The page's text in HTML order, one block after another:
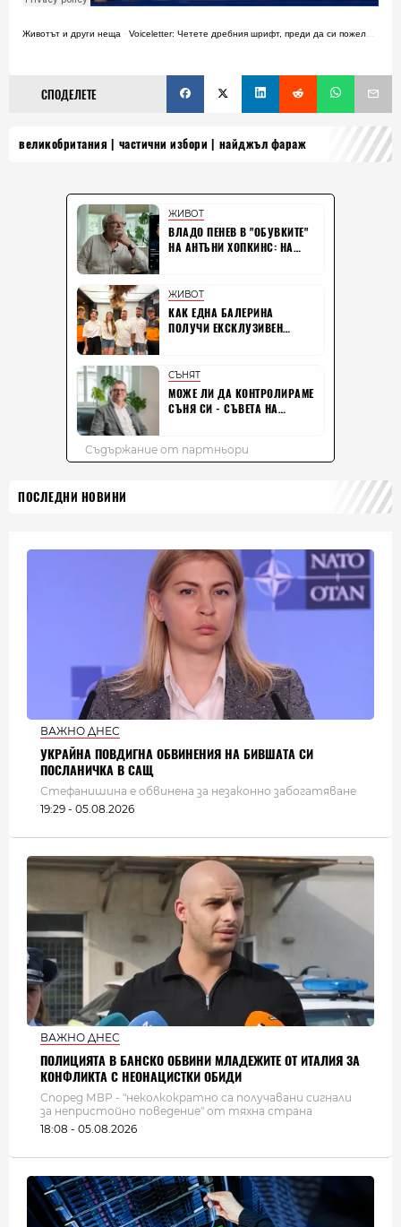
Животът и други неща · Voiceletter: Четете дребния шрифт, преди да си пожелаете нещо
СПОДЕЛЕТЕ
великобритания частични избори найджъл фараж
ПОСЛЕДНИ НОВИНИ
ВАЖНО ДНЕС
УКРАЙНА ПОВДИГНА ОБВИНЕНИЯ НА БИВШАТА СИ
ПОСЛАНИЧКА В САЩ
Стефанишина е обвинена за незаконно забогатяване
19:29 - 05.08.2026
ВАЖНО ДНЕС
ПОЛИЦИЯТА В БАНСКО ОБВИНИ МЛАДЕЖИТЕ ОТ ИТАЛИЯ ЗА
КОНФЛИКТА С НЕОНАЦИСТКИ ОБИДИ
Според МВР - "неколкократно са получавани сигнали
за непристойно поведение" от тяхна страна
18:08 - 05.08.2026